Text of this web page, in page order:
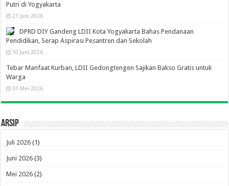
Putri di Yogyakarta
21 Juni 2026
DPRD DIY Gandeng LDII Kota Yogyakarta Bahas Pendanaan
Pendidikan, Serap Aspirasi Pesantren dan Sekolah
10 Juni 2026
Tebar Manfaat Kurban, LDII Gedongtengen Sajikan Bakso Gratis untuk
Warga
31 Mei 2026
Arsip
Juli 2026 (1)
Juni 2026 (3)
Mei 2026 (2)